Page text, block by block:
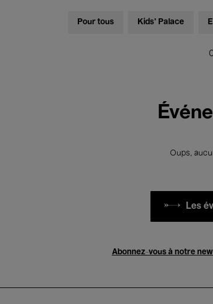
Pour tous Kids’ Palace
Oups,
Les
Abonnez-vous à notre